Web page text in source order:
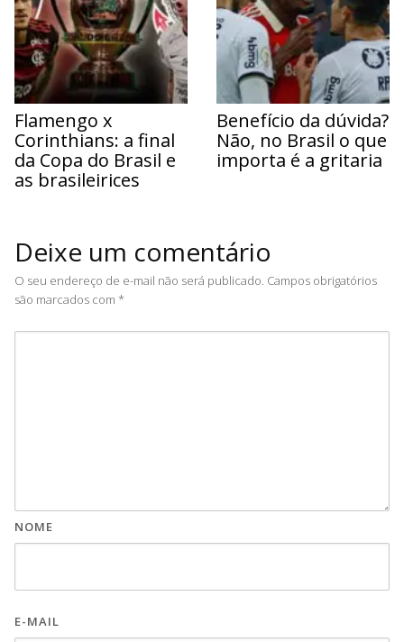
Flamengo x
Corinthians: a final
da Copa do Brasil e
as brasileirices
Benefício da dúvida?
Não, no Brasil o que
importa é a gritaria
Deixe um comentário
O seu endereço de e-mail não será publicado. Campos obrigatórios
são marcados com *
NOME
E-MAIL